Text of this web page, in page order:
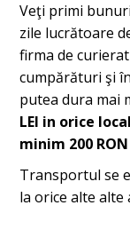
Veţi primi
zile lucrătoare
firma de curierat
cumpărături şi
putea dura mai
LEI in orice
minim 200
Transportul se
la orice alte alte